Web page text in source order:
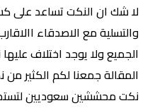
لا شك ان النكت تساعد على
والتسلية مع الاصدقاء
الجميع ولا يوجد اختلاف
المقالة جمعنا لكم
نكت محششين سعوديين